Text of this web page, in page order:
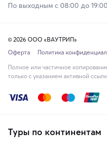
По выходным с 08:00 до 19:00
© 2026 ООО «ВАУТРИП»
Оферта
Политика
Полное или частичное
только с указанием активной
Туры по континентам